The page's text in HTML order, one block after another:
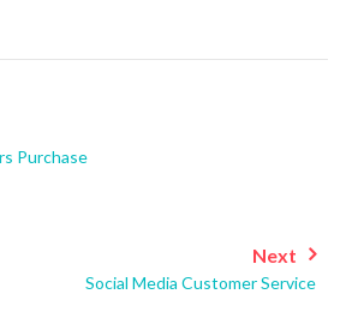
Purchase
Next
Social Media Customer Service